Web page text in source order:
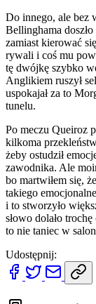
Do innego, ale bez
Bellinghama
zamiast kierować
rywali i coś mu
tę dwójkę szybko
Anglikiem ruszył
uspokajał za to
tunelu.
Po meczu Queiroz
kilkoma
żeby ostudził
zawodnika. Ale
bo martwiłem się,
takiego
i to stworzyło
słowo dolało
to nie taniec w
Udostępnij: